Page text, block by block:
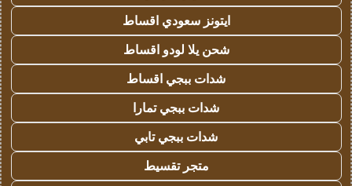
ايتونز سعودي اقساط
شحن يلا لودو اقساط
شدات ببجي اقساط
شدات ببجي تمارا
شدات ببجي تابي
متجر تقسيط